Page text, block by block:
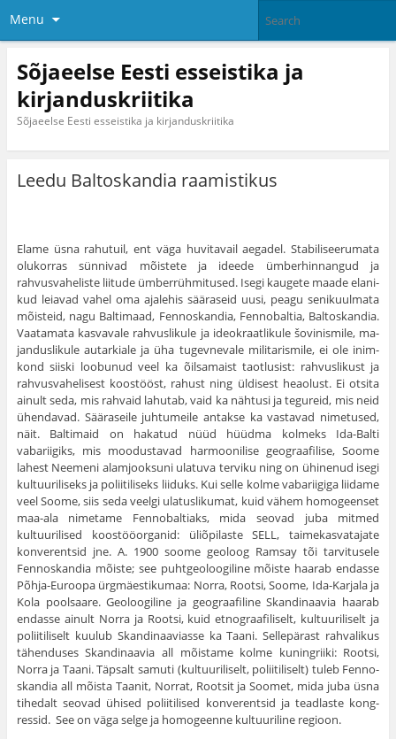
Menu
Sõjaeelse Eesti esseistika ja
kirjanduskriitika
Sõjaeelse Eesti esseistika ja kirjanduskriitika
Leedu Baltoskandia raamistikus
Elame üsna rahutuil, ent väga huvitavail aegadel. Stabiliseeru­mata
olukorras sünnivad mõistete ja ideede ümberhinnangud ja
rahvusvaheliste liitude ümberrühmitused. Isegi kaugete maade elani­
kud leiavad vahel oma ajalehis sääraseid uusi, peagu senikuulmata
mõisteid, nagu Baltimaad, Fennoskandia, Fennobaltia, Baltoskandia.
Vaatamata kasvavale rahvuslikule ja ideokraatlikule šovinismile, ma­
janduslikule autarkiale ja üha tugevnevale militarismile, ei ole inim­
kond siiski loobunud veel ka õilsamaist taotlusist: rahvuslikust ja
rahvusvahelisest koostööst, rahust ning üldisest heaolust. Ei otsita
ainult seda, mis rahvaid lahutab, vaid ka nähtusi ja tegureid, mis neid
ühendavad. Sääraseile juhtumeile antakse ka vastavad nimetused,
näit. Baltimaid on hakatud nüüd hüüdma kolmeks Ida-Balti
vabariigiks, mis moodustavad harmoonilise geograafilise, Soome
lahest Nee­meni alamjooksuni ulatuva terviku ning on ühinenud isegi
kultuuriliseks ja poliitiliseks liiduks. Kui selle kolme vabariigiga liidame
veel Soome, siis seda veelgi ulatuslikumat, kuid vähem homogeenset
maa-ala nimetame Fennobaltiaks, mida seovad juba mitmed
kultuuri­lised koostööorganid: üliõpilaste SELL, taimekasvatajate
konverent­sid jne. A. 1900 soome geoloog Ramsay tõi tarvitusele
Fennoskandia mõiste; see puhtgeoloogiline mõiste haarab endasse
Põhja-Euroopa ürgmäestikumaa: Norra, Rootsi, Soome, Ida-Karjala ja
Kola pool­saare. Geoloogiline ja geograafiline Skandinaavia haarab
endasse ainult Norra ja Rootsi, kuid etnograafiliselt, kultuuriliselt ja
poliiti­liselt kuulub Skandinaaviasse ka Taani. Sellepärast rahvalikus
tä­henduses Skandinaavia all mõistame kolme kuningriiki: Rootsi,
Norra ja Taani. Täpsalt samuti (kultuuriliselt, poliitiliselt) tuleb Fenno­
skandia all mõista Taanit, Norrat, Rootsit ja Soomet, mida juba üsna
tihedalt seovad ühised poliitilised konverentsid ja teadlaste kong­
ressid. See on väga selge ja homogeenne kultuuriline regioon.